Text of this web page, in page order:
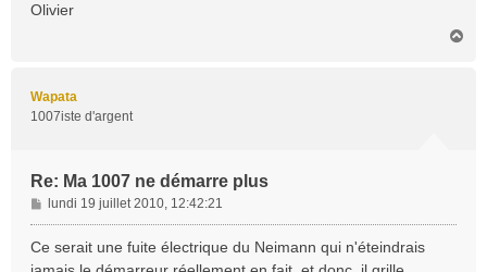
Olivier
Wapata
1007iste d'argent
Re: Ma 1007 ne démarre plus
M
e
s
lundi 19 juillet 2010, 12:42:21
Ce serait une fuite électrique du Neimann qui n'éteindrais